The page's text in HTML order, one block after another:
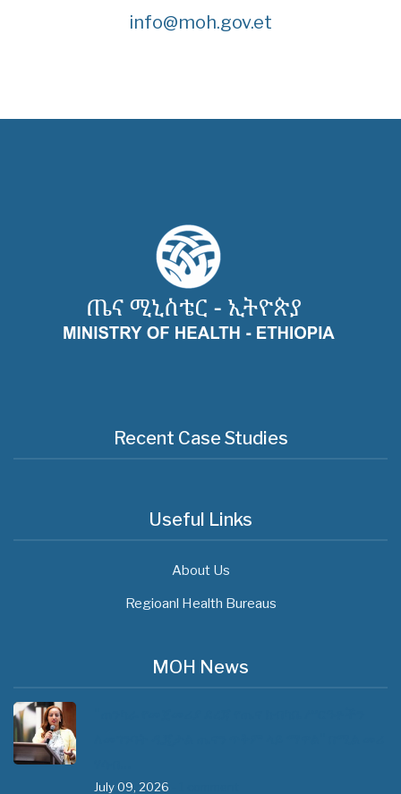
info@moh.gov.et
Recent Case Studies
Useful Links
About Us
Regioanl Health Bureaus
MOH News
July 09, 2026